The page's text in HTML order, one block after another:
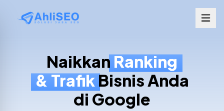
NaikkanRanking
& TrafikBisnis Anda
di Google